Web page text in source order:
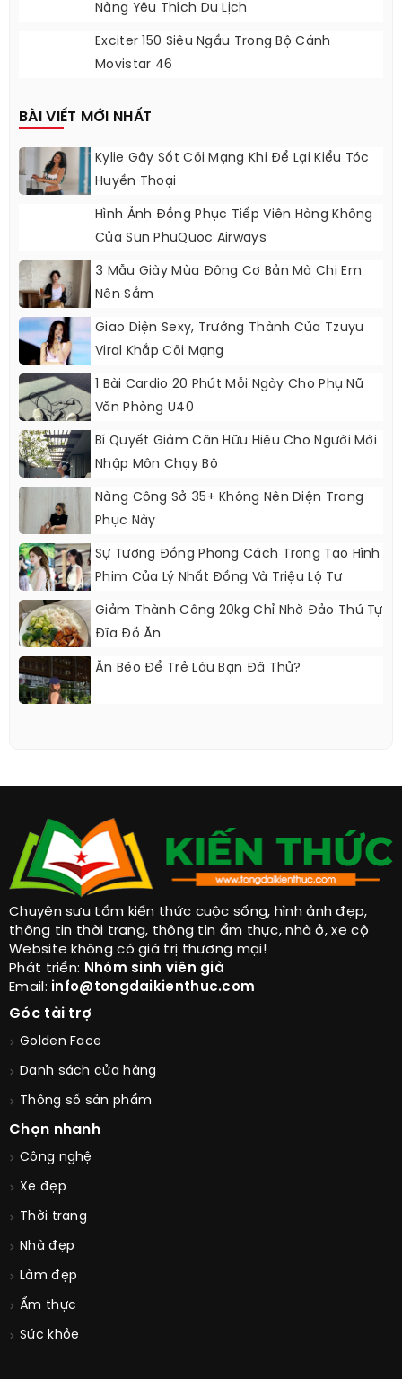
Nàng Yêu Thích Du Lịch
Exciter 150 Siêu Ngầu Trong Bộ Cánh
Movistar 46
BÀI VIẾT MỚI NHẤT
Kylie Gây Sốt Cõi Mạng Khi Để Lại Kiểu Tóc
Huyền Thoại
Hình Ảnh Đồng Phục Tiếp Viên Hàng Không
Của Sun PhuQuoc Airways
3 Mẫu Giày Mùa Đông Cơ Bản Mà Chị Em
Nên Sắm
Giao Diện Sexy, Trưởng Thành Của Tzuyu
Viral Khắp Cõi Mạng
1 Bài Cardio 20 Phút Mỗi Ngày Cho Phụ Nữ
Văn Phòng U40
Bí Quyết Giảm Cân Hữu Hiệu Cho Người Mới
Nhập Môn Chạy Bộ
Nàng Công Sở 35+ Không Nên Diện Trang
Phục Này
Sự Tương Đồng Phong Cách Trong Tạo Hình
Phim Của Lý Nhất Đồng Và Triệu Lộ Tư
Giảm Thành Công 20kg Chỉ Nhờ Đảo Thứ Tự
Đĩa Đồ Ăn
Ăn Béo Để Trẻ Lâu Bạn Đã Thử?
Chuyên sưu tầm kiến thức cuộc sống, hình ảnh đẹp,
thông tin thời trang, thông tin ẩm thực, nhà ở, xe cộ
Website không có giá trị thương mại!
Phát triển: Nhóm sinh viên già
Email: info@tongdaikienthuc.com
Góc tài trợ
Golden Face
Danh sách cửa hàng
Thông số sản phẩm
Chọn nhanh
Công nghệ
Xe đẹp
Thời trang
Nhà đẹp
Làm đẹp
Ẩm thực
Sức khỏe